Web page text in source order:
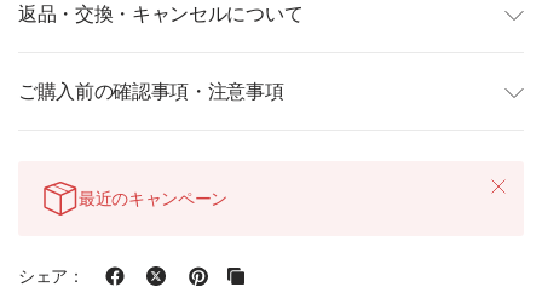
返品・交換・キャンセルについて
ご購入前の確認事項・注意事項
最近のキャンペーン
シェア：